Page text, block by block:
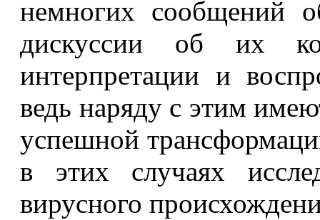
немногих сообщений
дискуссии об их
интерпретации и
ведь наряду с этим
успешной
в этих случаях
вирусного